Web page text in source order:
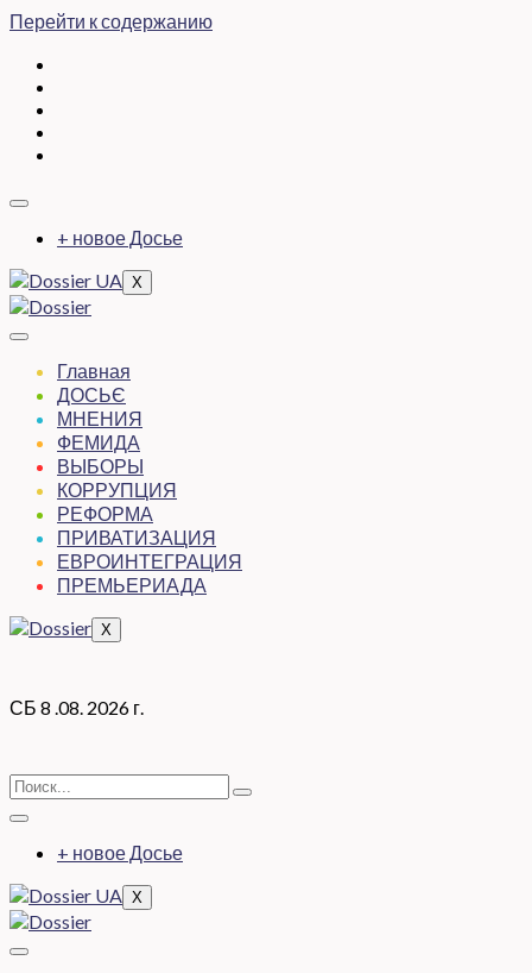
Перейти к содержанию
+ новое Досье
X
Главная
ДОСЬЄ
МНЕНИЯ
ФЕМИДА
ВЫБОРЫ
КОРРУПЦИЯ
РЕФОРМА
ПРИВАТИЗАЦИЯ
ЕВРОИНТЕГРАЦИЯ
ПРЕМЬЕРИАДА
X
СБ 8 .08. 2026 г.
+ новое Досье
X